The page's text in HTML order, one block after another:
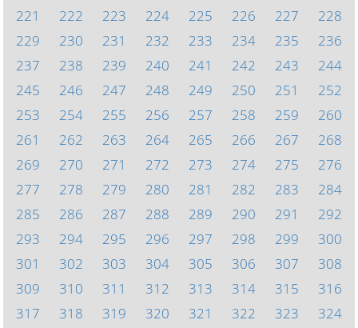
221 222 223 224 225 226 227
228
229
230 231 232 233 234 235
236
237
238 239 240 241 242 243
244
245
246 247 248 249 250 251
252
253
254 255 256 257 258 259
260
261
262 263 264 265 266 267
268
269
270 271 272 273 274 275
276
277
278 279 280 281 282 283
284
285
286 287 288 289 290 291
292
293
294 295 296 297 298 299
300
301
302 303 304 305 306 307
308
309
310 311 312 313 314 315
316
317
318 319 320 321 322 323
324